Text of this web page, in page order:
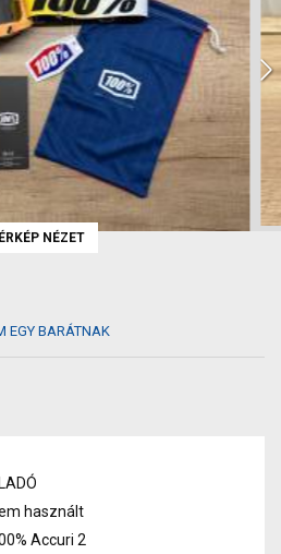
NÉZET
EGY BARÁTNAK
használt
Accuri 2